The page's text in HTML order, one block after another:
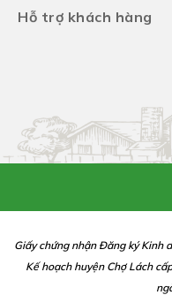
Hỗ trợ khách hàng
Giấy chứng nhận Đăng ký Kinh
Kế hoạch huyện Chợ Lách